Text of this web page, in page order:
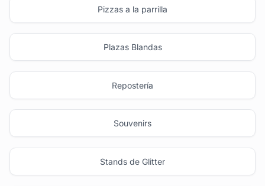
Pizzas a la parrilla
Plazas Blandas
Repostería
Souvenirs
Stands de Glitter